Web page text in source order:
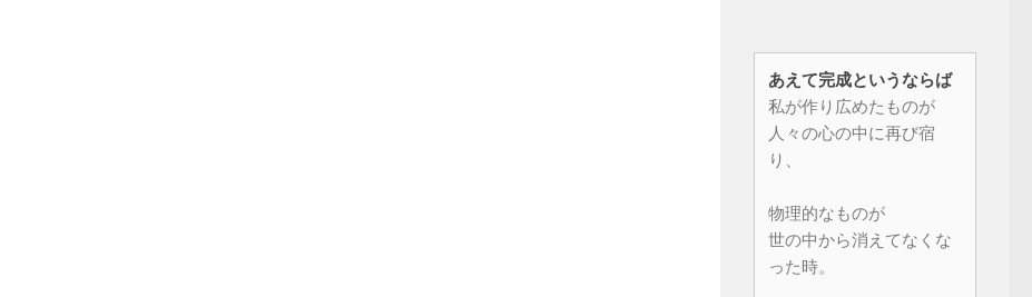
あえて完成というならば
私が作り広めたものが
人々の心の中に再び宿
り、
物理的なものが
世の中から消えてなくな
った時。